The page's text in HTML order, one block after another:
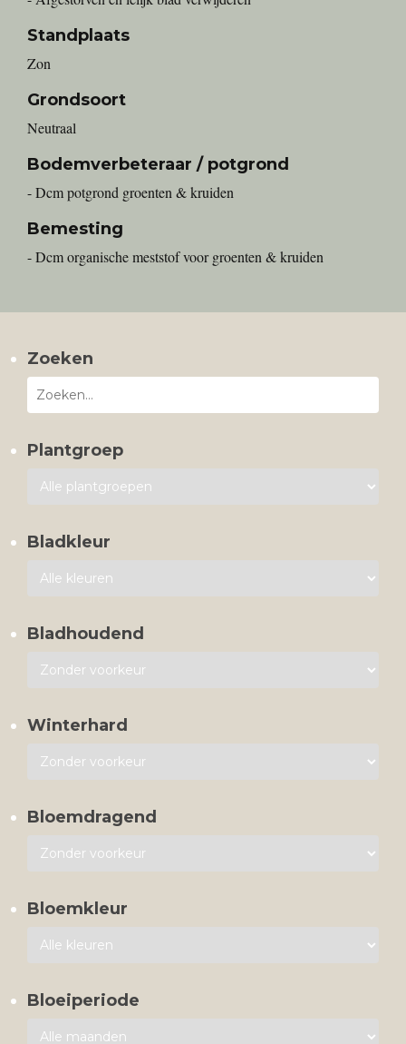
Standplaats
Zon
Grondsoort
Neutraal
Bodemverbeteraar / potgrond
- Dcm potgrond groenten & kruiden
Bemesting
- Dcm organische meststof voor groenten & kruiden
Zoeken
Plantgroep
Bladkleur
Bladhoudend
Winterhard
Bloemdragend
Bloemkleur
Bloeiperiode